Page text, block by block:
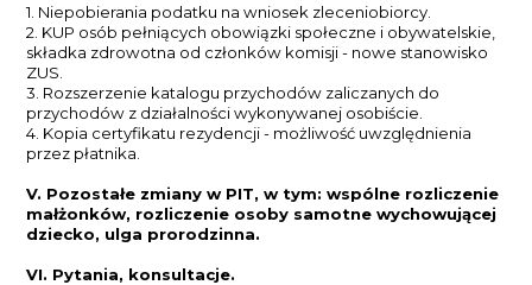
1. Niepobierania podatku na wniosek zleceniobiorcy.
2. KUP osób pełniących obowiązki społeczne i obywatelskie,
składka zdrowotna od członków komisji - nowe stanowisko
ZUS.
3. Rozszerzenie katalogu przychodów zaliczanych do
przychodów z działalności wykonywanej osobiście.
4. Kopia certyfikatu rezydencji - możliwość uwzględnienia
przez płatnika.
V. Pozostałe zmiany w PIT, w tym: wspólne rozliczenie
małżonków, rozliczenie osoby samotne wychowującej
dziecko, ulga prorodzinna.
VI. Pytania, konsultacje.